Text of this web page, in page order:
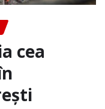
cea